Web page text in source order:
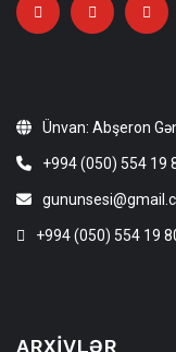
Ünvan: Abşeron
+994 (050) 554 19
+994 (050) 554 19
ARXIVLƏR